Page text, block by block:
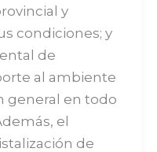
y
condiciones; y
de
al ambiente
general en todo
el
de